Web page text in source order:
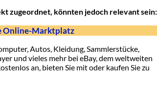
zugeordnet, könnten jedoch relevant sein:
Online-Marktplatz
Autos, Kleidung, Sammlerstücke,
und vieles mehr bei eBay, dem weltweiten
an, bieten Sie mit oder kaufen Sie zu